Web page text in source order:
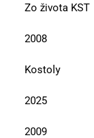
Zo života KST
2008
Kostoly
2025
2009